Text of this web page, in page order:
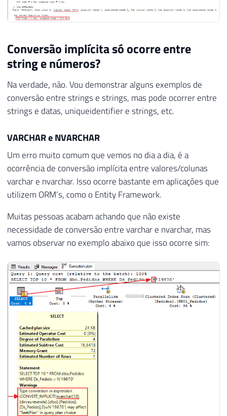
Conversão implícita só ocorre entre
string e números?
Na verdade, não. Vou demonstrar alguns exemplos de
conversão entre strings e strings, mas pode ocorrer entre
strings e datas, uniqueidentifier e strings, etc.
VARCHAR e NVARCHAR
Um erro muito comum que vemos no dia a dia, é a
ocorrência de conversão implícita entre valores/colunas
varchar e nvarchar. Isso ocorre bastante em aplicações que
utilizem ORM’s, como o Entity Framework.
Muitas pessoas acabam achando que não existe
necessidade de conversão entre varchar e nvarchar, mas
vamos observar no exemplo abaixo que isso ocorre sim: